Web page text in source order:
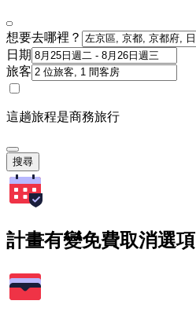
想要去哪裡？
日期
旅客
這趟旅程是商務旅行
搜尋
計畫有變免費取消選項